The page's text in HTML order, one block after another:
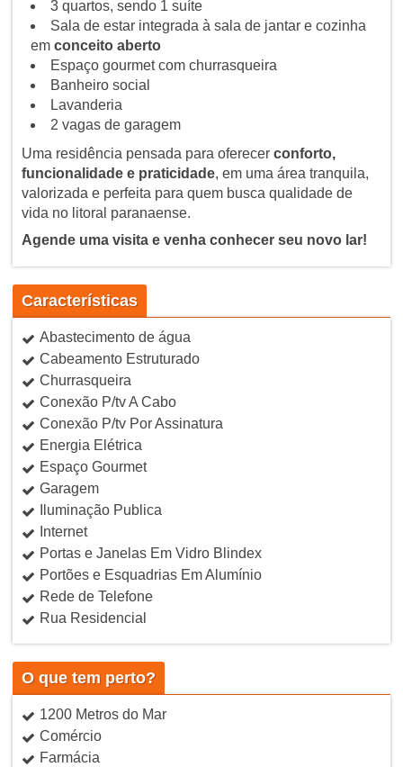
3 quartos, sendo 1 suíte
Sala de estar integrada à sala de jantar e cozinha
em conceito aberto
Espaço gourmet com churrasqueira
Banheiro social
Lavanderia
2 vagas de garagem
Uma residência pensada para oferecer conforto,
funcionalidade e praticidade, em uma área tranquila,
valorizada e perfeita para quem busca qualidade de
vida no litoral paranaense.
Agende uma visita e venha conhecer seu novo lar!
Características
Abastecimento de água
Cabeamento Estruturado
Churrasqueira
Conexão P/tv A Cabo
Conexão P/tv Por Assinatura
Energia Elétrica
Espaço Gourmet
Garagem
Iluminação Publica
Internet
Portas e Janelas Em Vidro Blindex
Portões e Esquadrias Em Alumínio
Rede de Telefone
Rua Residencial
O que tem perto?
1200 Metros do Mar
Comércio
Farmácia